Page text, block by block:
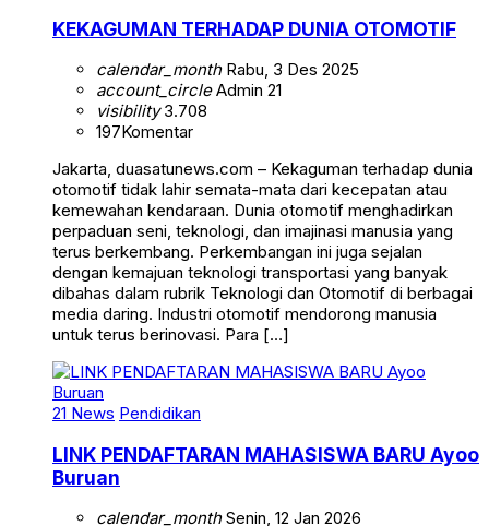
KEKAGUMAN TERHADAP DUNIA OTOMOTIF
calendar_monthRabu, 3 Des 2025
account_circleAdmin 21
visibility3.708
197Komentar
Jakarta, duasatunews.com – Kekaguman terhadap dunia
otomotif tidak lahir semata-mata dari kecepatan atau
kemewahan kendaraan. Dunia otomotif menghadirkan
perpaduan seni, teknologi, dan imajinasi manusia yang
terus berkembang. Perkembangan ini juga sejalan
dengan kemajuan teknologi transportasi yang banyak
dibahas dalam rubrik Teknologi dan Otomotif di berbagai
media daring. Industri otomotif mendorong manusia
untuk terus berinovasi. Para […]
21 News Pendidikan
LINK PENDAFTARAN MAHASISWA BARU Ayoo
Buruan
calendar_monthSenin, 12 Jan 2026